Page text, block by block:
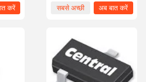
सबसे अच्छी
अब बात करें
करें